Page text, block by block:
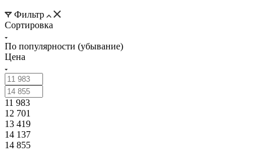
Фильтр
Сортировка
По популярности (убывание)
Цена
11 983
12 701
13 419
14 137
14 855